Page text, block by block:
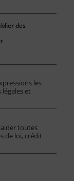
des
les
et
toutes
de loi, crédit